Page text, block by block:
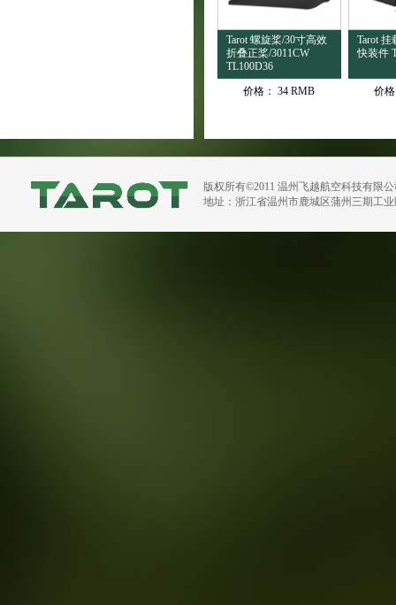
Tarot 螺旋桨/30寸高效
折叠正桨/3011CW
TL100D36
价格： 34 RMB
Tarot 挂
快装件
价
版权所有©2011 温州飞越航空科技有限
地址：浙江省温州市鹿城区蒲州三期工业